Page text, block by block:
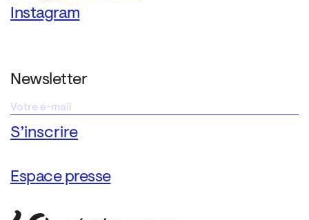
Instagram
Newsletter
Espace presse